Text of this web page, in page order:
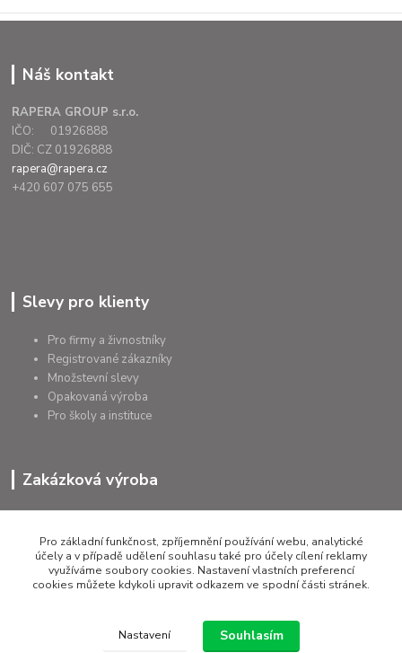
Náš kontakt
RAPERA GROUP s.r.o.
IČO: 01926888
DIČ: CZ 01926888
rapera@rapera.cz
+420 607 075 655
Slevy pro klienty
Pro firmy a živnostníky
Registrované zákazníky
Množstevní slevy
Opakovaná výroba
Pro školy a instituce
Zakázková výroba
Přířezy na míru
Tolerance dle požadavků
Atesty
Poradenství
Pro základní funkčnost, zpříjemnění používání webu, analytické
účely a v případě udělení souhlasu také pro účely cílení reklamy
využíváme soubory cookies. Nastavení vlastních preferencí
cookies můžete kdykoli upravit odkazem ve spodní části stránek.
Nastavení Souhlasím